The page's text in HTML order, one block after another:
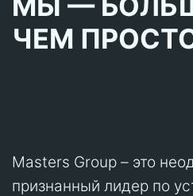
ЧЕМ
Masters Group – это
признанный лидер по